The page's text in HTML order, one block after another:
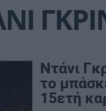
Ντάνι
το
15ετή